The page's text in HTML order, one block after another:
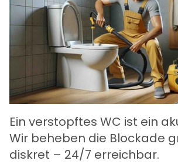
Ein verstopftes WC ist ein
Wir beheben die Blockade
diskret – 24/7 erreichbar.